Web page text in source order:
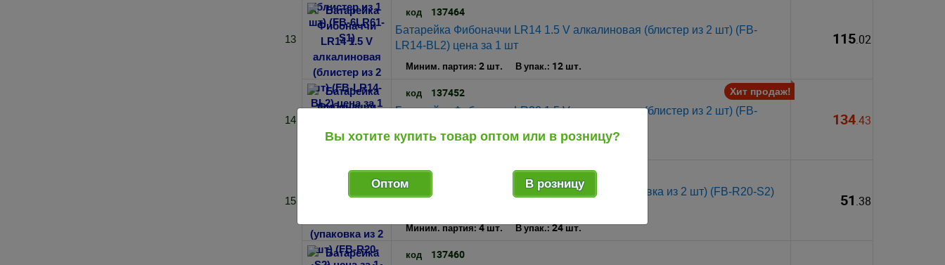
13
код 137464
Батарейка Фибоначчи LR14 1.5 V алкалиновая (блистер из 2 шт) (FB-
LR14-BL2) цена за 1 шт
Миним. партия: 2 шт. В упак.: 12 шт.
115.02
14
код 137452
Батарейка Фибоначчи LR20 1.5 V алкалиновая (блистер из 2 шт) (FB-
Миним. партия: 12 шт.
Хит продаж!
134.43
15
код 137441
Батарейка Фибоначчи R20 1.5 V солевая (упаковка из 2 шт) (FB-R20-S2)
Миним. партия:4 шт. В упак.:24 шт.
51.38
код 137460
Вы хотите купить товар оптом или в розницу?
Оптом В розницу